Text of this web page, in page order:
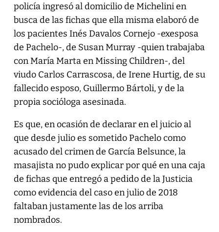
policía ingresó al domicilio de Michelini en
busca de las fichas que ella misma elaboró de
los pacientes Inés Davalos Cornejo -exesposa
de Pachelo-, de Susan Murray -quien trabajaba
con María Marta en Missing Children-, del
viudo Carlos Carrascosa, de Irene Hurtig, de su
fallecido esposo, Guillermo Bártoli, y de la
propia socióloga asesinada.
Es que, en ocasión de declarar en el juicio al
que desde julio es sometido Pachelo como
acusado del crimen de García Belsunce, la
masajista no pudo explicar por qué en una caja
de fichas que entregó a pedido de la Justicia
como evidencia del caso en julio de 2018
faltaban justamente las de los arriba
nombrados.